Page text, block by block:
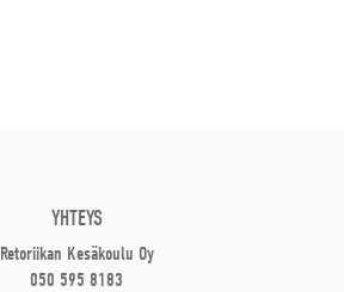
YHTEYS
Retoriikan Kesäkoulu Oy
050 595 8183